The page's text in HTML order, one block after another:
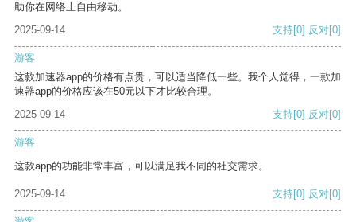
助你在网络上自由移动。
2025-09-14
支持[0] 反对[0]
游客
这款加速器app的价格有点贵，可以适当降低一些。我个人觉得，一款加
速器app的价格应该在50元以下才比较合理。
2025-09-14
支持[0] 反对[0]
游客
这款app的功能非常丰富，可以满足我不同的社交需求。
2025-09-14 支持[0] 反对[0]